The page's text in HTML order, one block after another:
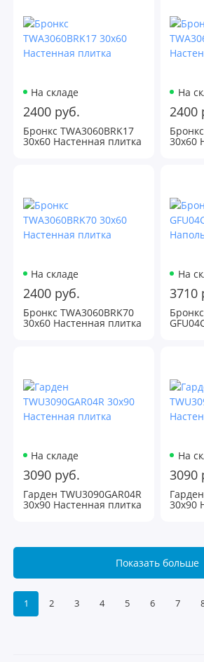
На складе
2400 руб.
Бронкс TWA3060BRK17
30х60 Настенная плитка
На
2400
30х60
На складе
2400 руб.
Бронкс TWA3060BRK70
30х60 Настенная плитка
На
3710
На складе
3090 руб.
Гарден TWU3090GAR04R
30х90 Настенная плитка
На
3090
30х90
1 2 3 4 5 6 7
Показать больше